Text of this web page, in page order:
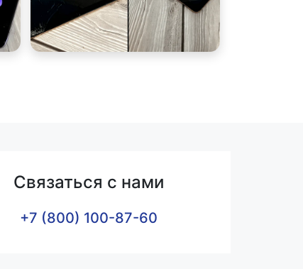
Связаться с нами
+7 (800) 100-87-60